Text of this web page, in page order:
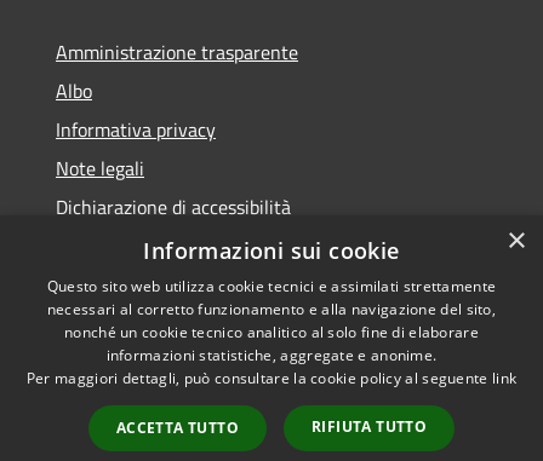
Amministrazione trasparente
Albo
Informativa privacy
Note legali
Dichiarazione di accessibilità
Piano di miglioramento
RSS
Accessibilità
Copyright © 2026 • Comune di
Castel Goffredo • Powered by
Municipium•
Accesso
×
Informazioni sui cookie
Questo sito web utilizza cookie tecnici e assimilati strettamente
necessari al corretto funzionamento e alla navigazione del sito,
nonché un cookie tecnico analitico al solo fine di elaborare
informazioni statistiche, aggregate e anonime.
Per maggiori dettagli, può consultare la cookie policy al seguente link
ACCETTA TUTTO RIFIUTA TUTTO